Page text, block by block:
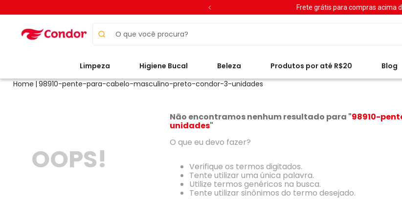
Frete grátis para compras acima de R$79
Limpeza Higiene Bucal Beleza Produtos por até R$20 Blog
98910-pente-para-cabelo-masculino-preto-condor-3-unidades
OOPS!
Não encontramos nenhum resultado para "98910-
unidades"
O que eu devo fazer?
Verifique os termos digitados.
Tente utilizar uma única palavra.
Utilize termos genéricos na busca.
Tente utilizar sinônimos do termo desejado.